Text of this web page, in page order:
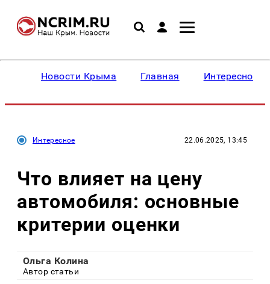
Новости Крыма Главная Интересное
Интересное 22.06.2025, 13:45
Что влияет на цену
автомобиля: основные
критерии оценки
Ольга Колина
Автор статьи